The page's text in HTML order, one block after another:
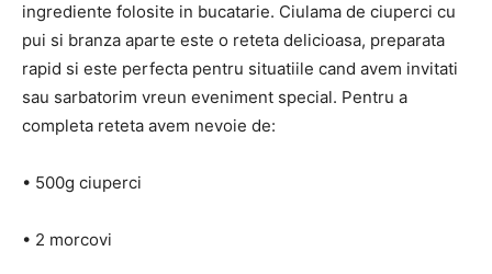
ingrediente folosite in bucatarie. Ciulama de ciuperci cu
pui si branza aparte este o reteta delicioasa, preparata
rapid si este perfecta pentru situatiile cand avem invitati
sau sarbatorim vreun eveniment special. Pentru a
completa reteta avem nevoie de:
• 500g ciuperci
• 2 morcovi